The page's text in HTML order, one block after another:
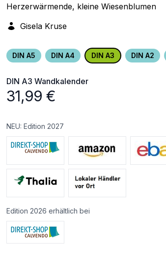
Herzerwärmende, kleine Wiesenblumen
Gisela Kruse
DIN A5 DIN A4 DIN A3 DIN A2
DIN A3 Wandkalender
31,99 €
NEU: Edition 2027
Edition 2026 erhältlich bei